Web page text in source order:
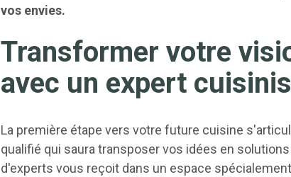
vos envies.
Transformer votre
avec un expert
La première étape vers votre future cuisine
qualifié qui saura transposer vos idées en
d'experts vous reçoit dans un espace